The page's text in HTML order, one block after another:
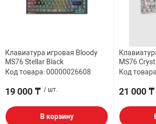
Клавиатура игровая Bloody
MS76 Stellar Black
Код товара: 00000026608
19 000 ₸ / шт.
В корзину
MS76
Код
21 000 ₸